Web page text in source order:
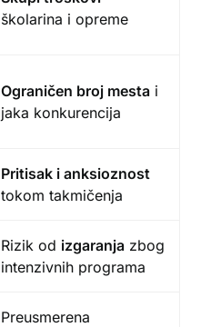
školarina i opreme
Ograničen broj mesta i
jaka konkurencija
Pritisak i anksioznost
tokom takmičenja
Rizik od izgaranja zbog
intenzivnih programa
Preusmerena